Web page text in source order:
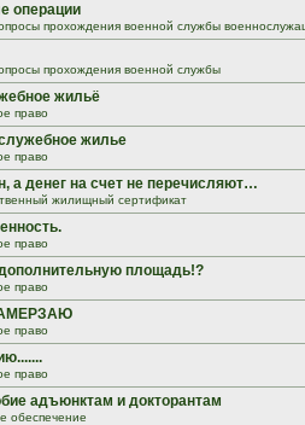
операции
прохождения военной службы
прохождения военной службы
жильё
право
жилье
право
а денег на счет не перечисляют…
жилищный сертификат
право
площадь!?
право
право
право
адъюнктам и докторантам
обеспечение